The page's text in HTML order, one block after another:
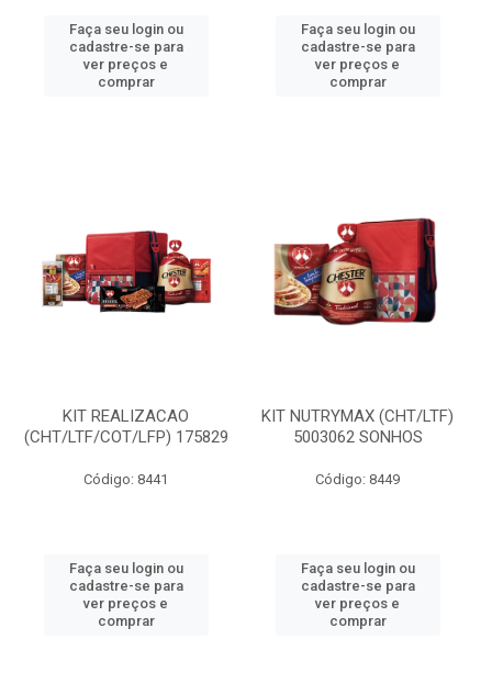
Faça seu login ou
cadastre-se para
ver preços e
comprar
Faça seu login ou
cadastre-se para
ver preços e
comprar
KIT REALIZACAO
(CHT/LTF/COT/LFP) 175829
Código: 8441
Faça seu login ou
cadastre-se para
ver preços e
comprar
KIT NUTRYMAX (CHT/LTF)
5003062 SONHOS
Código: 8449
Faça seu login ou
cadastre-se para
ver preços e
comprar